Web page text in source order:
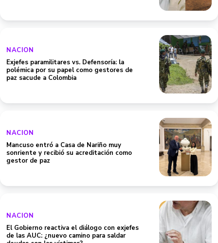
NACION
Exjefes paramilitares vs. Defensoría: la
polémica por su papel como gestores de
paz sacude a Colombia
NACION
Mancuso entró a Casa de Nariño muy
sonriente y recibió su acreditación como
gestor de paz
NACION
El Gobierno reactiva el diálogo con exjefes
de las AUC: ¿nuevo camino para saldar